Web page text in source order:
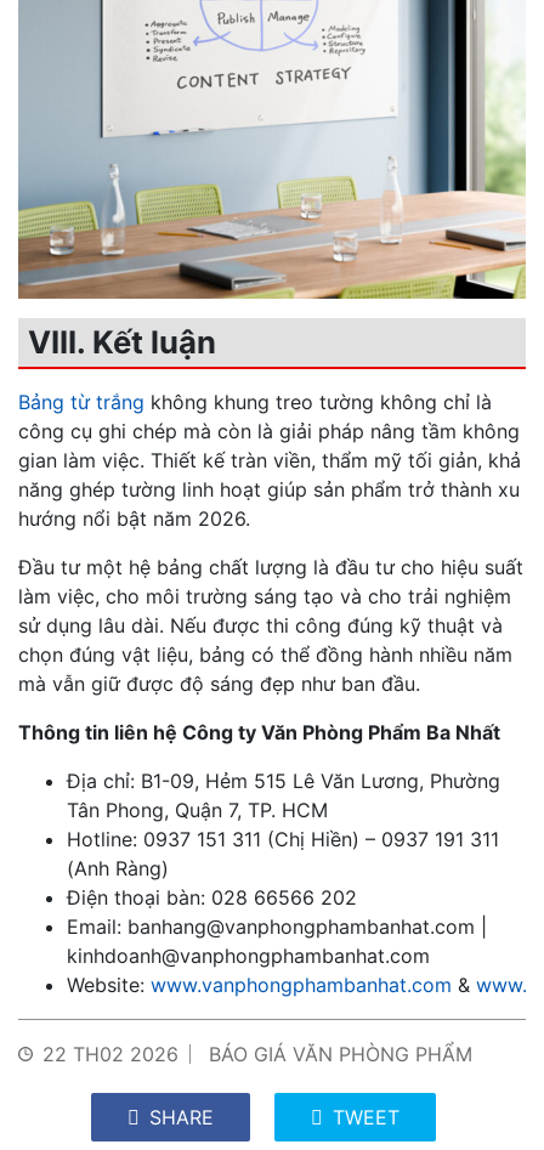
VIII. Kết luận
Bảng từ trắng không khung treo tường không chỉ là
công cụ ghi chép mà còn là giải pháp nâng tầm không
gian làm việc. Thiết kế tràn viền, thẩm mỹ tối giản, khả
năng ghép tường linh hoạt giúp sản phẩm trở thành xu
hướng nổi bật năm 2026.
Đầu tư một hệ bảng chất lượng là đầu tư cho hiệu suất
làm việc, cho môi trường sáng tạo và cho trải nghiệm
sử dụng lâu dài. Nếu được thi công đúng kỹ thuật và
chọn đúng vật liệu, bảng có thể đồng hành nhiều năm
mà vẫn giữ được độ sáng đẹp như ban đầu.
Thông tin liên hệ Công ty Văn Phòng Phẩm Ba Nhất
Địa chỉ: B1-09, Hẻm 515 Lê Văn Lương, Phường
Tân Phong, Quận 7, TP. HCM
Hotline: 0937 151 311 (Chị Hiền) – 0937 191 311
(Anh Ràng)
Điện thoại bàn: 028 66566 202
Email: banhang@vanphongphambanhat.com |
kinhdoanh@vanphongphambanhat.com
Website: www.vanphongphambanhat.com &
22 TH02 2026 BÁO GIÁ VĂN PHÒNG PHẨM
SHARE TWEET